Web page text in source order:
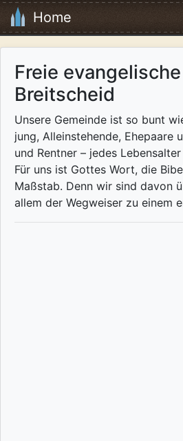
Home
Freie
Breitscheid
Unsere Gemeinde ist so bunt
jung, Alleinstehende, Ehepaare
und Rentner – jedes
Für uns ist Gottes Wort, die
Maßstab. Denn wir sind davon
allem der Wegweiser zu einem